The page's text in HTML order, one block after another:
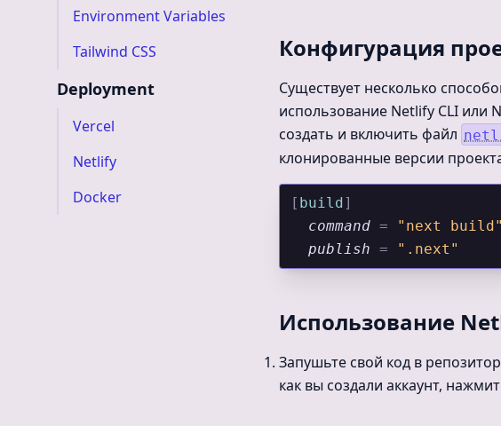
Environment Variables
Tailwind CSS
Deployment
Vercel
Netlify
Docker
Конфигурация
Существует несколько
использование Netlify CLI или
создать и включить файл
клонированные версии
[ build]
  command
= "next build"
  publish
= ".next"
Использование
Запушьте свой код в
как вы создали аккаунт,